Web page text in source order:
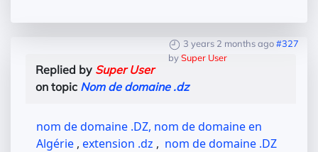
3 years 2 months ago#327
bySuper User
Replied by Super User
on topic Nom de domaine .dz
nom de domaine .DZ, nom de domaine en
Algérie , extension .dz , nom de domaine .DZ